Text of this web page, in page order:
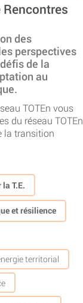
des
perspectives
de la
au
TOTEn vous
du réseau TOTEn
la transition
T.E.
et résilience
territorial